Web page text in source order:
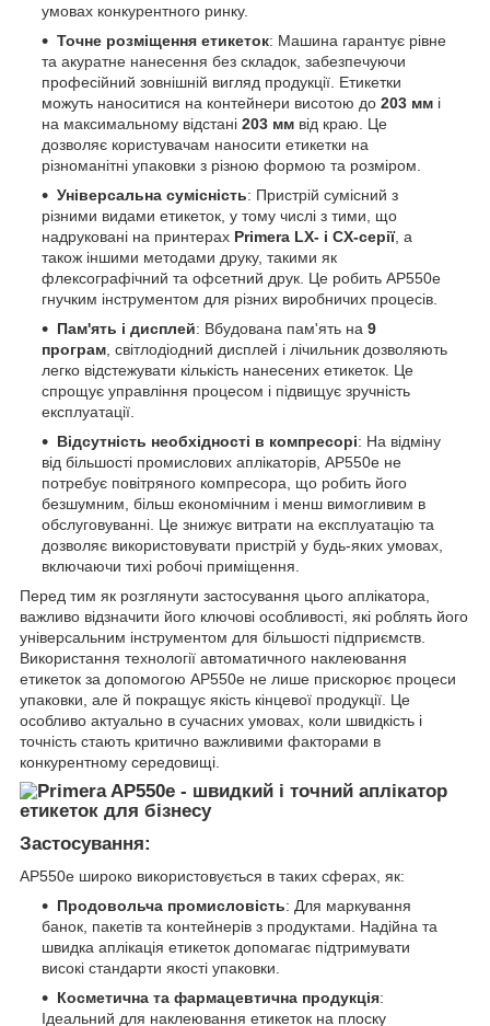
умовах конкурентного ринку.
Точне розміщення етикеток: Машина гарантує рівне
та акуратне нанесення без складок, забезпечуючи
професійний зовнішній вигляд продукції. Етикетки
можуть наноситися на контейнери висотою до 203 мм і
на максимальному відстані 203 мм від краю. Це
дозволяє користувачам наносити етикетки на
різноманітні упаковки з різною формою та розміром.
Універсальна сумісність: Пристрій сумісний з
різними видами етикеток, у тому числі з тими, що
надруковані на принтерах Primera LX- і CX-серії, а
також іншими методами друку, такими як
флексографічний та офсетний друк. Це робить AP550e
гнучким інструментом для різних виробничих процесів.
Пам'ять і дисплей: Вбудована пам'ять на 9
програм , світлодіодний дисплей і лічильник дозволяють
легко відстежувати кількість нанесених етикеток. Це
спрощує управління процесом і підвищує зручність
експлуатації.
Відсутність необхідності в компресорі: На відміну
від більшості промислових аплікаторів, AP550e не
потребує повітряного компресора, що робить його
безшумним, більш економічним і менш вимогливим в
обслуговуванні. Це знижує витрати на експлуатацію та
дозволяє використовувати пристрій у будь-яких умовах,
включаючи тихі робочі приміщення.
Перед тим як розглянути застосування цього аплікатора,
важливо відзначити його ключові особливості, які роблять його
універсальним інструментом для більшості підприємств.
Використання технології автоматичного наклеювання
етикеток за допомогою AP550e не лише прискорює процеси
упаковки, але й покращує якість кінцевої продукції. Це
особливо актуально в сучасних умовах, коли швидкість і
точність стають критично важливими факторами в
конкурентному середовищі.
Застосування:
AP550e широко використовується в таких сферах, як:
Продовольча промисловість: Для маркування
банок, пакетів та контейнерів з продуктами. Надійна та
швидка аплікація етикеток допомагає підтримувати
високі стандарти якості упаковки.
Косметична та фармацевтична продукція:
Ідеальний для наклеювання етикеток на плоску